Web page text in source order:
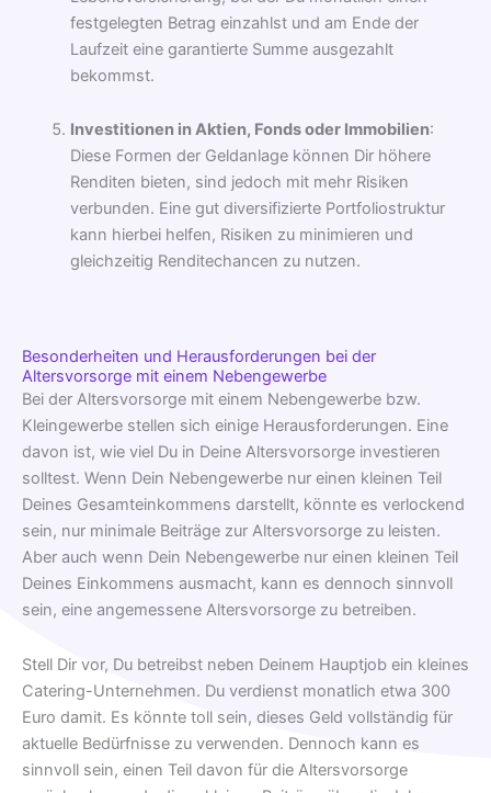
festgelegten Betrag einzahlst und am Ende der
Laufzeit eine garantierte Summe ausgezahlt
bekommst.
Investitionen in Aktien, Fonds oder Immobilien:
Diese Formen der Geldanlage können Dir höhere
Renditen bieten, sind jedoch mit mehr Risiken
verbunden. Eine gut diversifizierte Portfoliostruktur
kann hierbei helfen, Risiken zu minimieren und
gleichzeitig Renditechancen zu nutzen.
Besonderheiten und Herausforderungen bei der
Altersvorsorge mit einem Nebengewerbe
Bei der Altersvorsorge mit einem Nebengewerbe bzw.
Kleingewerbe stellen sich einige Herausforderungen. Eine
davon ist, wie viel Du in Deine Altersvorsorge investieren
solltest. Wenn Dein Nebengewerbe nur einen kleinen Teil
Deines Gesamteinkommens darstellt, könnte es verlockend
sein, nur minimale Beiträge zur Altersvorsorge zu leisten.
Aber auch wenn Dein Nebengewerbe nur einen kleinen Teil
Deines Einkommens ausmacht, kann es dennoch sinnvoll
sein, eine angemessene Altersvorsorge zu betreiben.
Stell Dir vor, Du betreibst neben Deinem Hauptjob ein kleines
Catering-Unternehmen. Du verdienst monatlich etwa 300
Euro damit. Es könnte toll sein, dieses Geld vollständig für
aktuelle Bedürfnisse zu verwenden. Dennoch kann es
sinnvoll sein, einen Teil davon für die Altersvorsorge